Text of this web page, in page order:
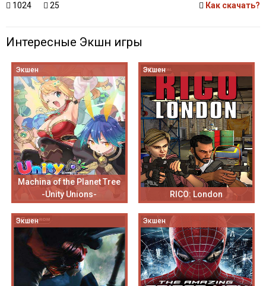
1024 25 Как скачать?
Интересные Экшн игры
Экшен
Machina of the Planet Tree
-Unity Unions-
Экшен
RICO: London
Экшен Экшен